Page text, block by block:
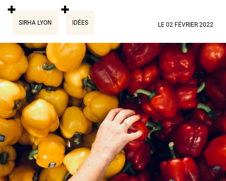
SIRHA LYON IDÉES LE 02 FÉVRIER 2022